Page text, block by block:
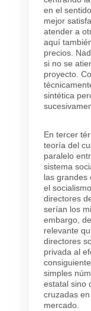
en el
mejor
atender a
aquí
precios.
si no se
proyecto.
sintética
En tercer
teoría del
paralelo
sistema
las grandes
el
directores
serían los
embargo,
relevante
directores
privada al
simples
estatal sino
cruzadas
mercado.